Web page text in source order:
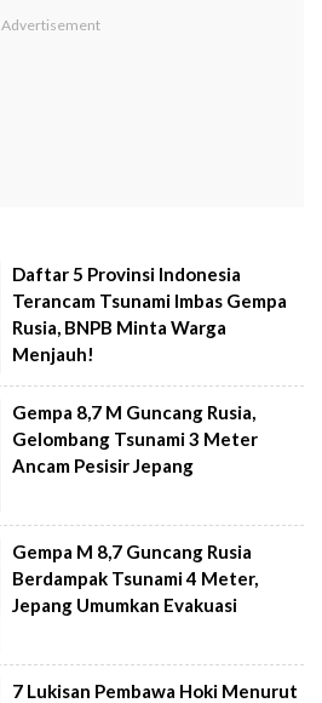
Daftar 5 Provinsi Indonesia
Terancam Tsunami Imbas Gempa
Rusia, BNPB Minta Warga
Menjauh!
Gempa 8,7 M Guncang Rusia,
Gelombang Tsunami 3 Meter
Ancam Pesisir Jepang
Gempa M 8,7 Guncang Rusia
Berdampak Tsunami 4 Meter,
Jepang Umumkan Evakuasi
7 Lukisan Pembawa Hoki Menurut